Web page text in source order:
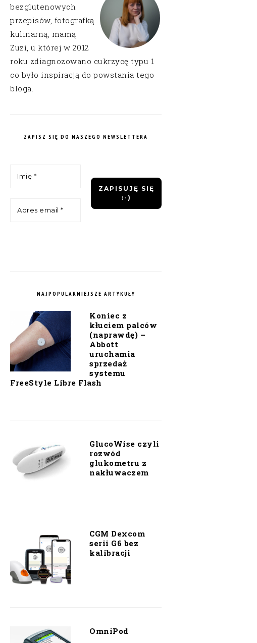
bezglutenowych
przepisów, fotografką
kulinarną, mamą
Zuzi, u której w 2012
roku zdiagnozowano cukrzycę typu 1
co było inspiracją do powstania tego
bloga.
ZAPISZ SIĘ DO NASZEGO NEWSLETTERA
NAJPOPULARNIEJSZE ARTYKUŁY
Koniec z
kłuciem palców
(naprawdę) –
Abbott
uruchamia
sprzedaż
systemu
FreeStyle Libre Flash
GlucoWise czyli
rozwód
glukometru z
nakłuwaczem
CGM Dexcom
serii G6 bez
kalibracji
OmniPod